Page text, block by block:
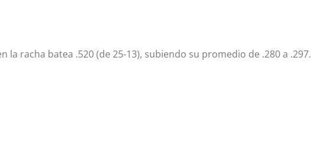
la racha batea .520 (de 25-13), subiendo su promedio de .280 a .297.